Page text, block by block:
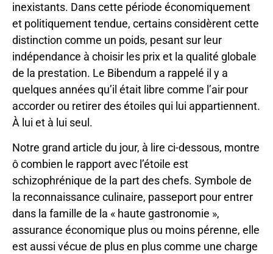
inexistants. Dans cette période économiquement
et politiquement tendue, certains considèrent cette
distinction comme un poids, pesant sur leur
indépendance à choisir les prix et la qualité globale
de la prestation. Le Bibendum a rappelé il y a
quelques années qu’il était libre comme l’air pour
accorder ou retirer des étoiles qui lui appartiennent.
À lui et à lui seul.
Notre grand article du jour, à lire ci-dessous, montre
ô combien le rapport avec l’étoile est
schizophrénique de la part des chefs. Symbole de
la reconnaissance culinaire, passeport pour entrer
dans la famille de la « haute gastronomie »,
assurance économique plus ou moins pérenne, elle
est aussi vécue de plus en plus comme une charge